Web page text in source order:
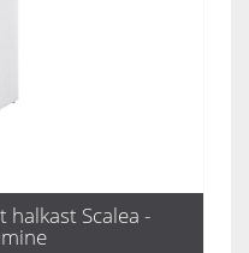
halkast Scalea -